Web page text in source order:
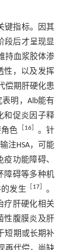
键指标。因其
段后才呈现显
持血浆胶体渗
性，以及发挥
偿期肝硬化患
明，Alb能有
和促炎因子释
色
16］ 。针
注HSA，可能
功能障碍、
障碍等多种机
发生
17
。
疗肝硬化相关
性腹膜炎及肝
短期或长期补